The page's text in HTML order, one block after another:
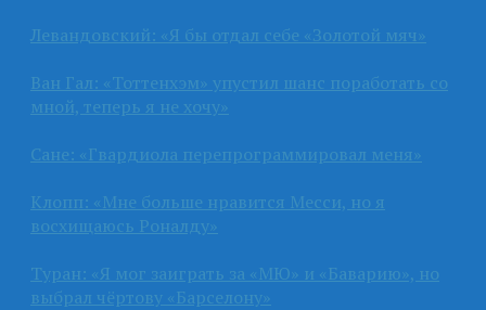
Левандовский: «Я бы отдал себе «Золотой мяч»
Ван Гал: «Тоттенхэм» упустил шанс поработать со
мной, теперь я не хочу»
Сане: «Гвардиола перепрограммировал меня»
Клопп: «Мне больше нравится Месси, но я
восхищаюсь Роналду»
Туран: «Я мог заиграть за «МЮ» и «Баварию», но
выбрал чёртову «Барселону»